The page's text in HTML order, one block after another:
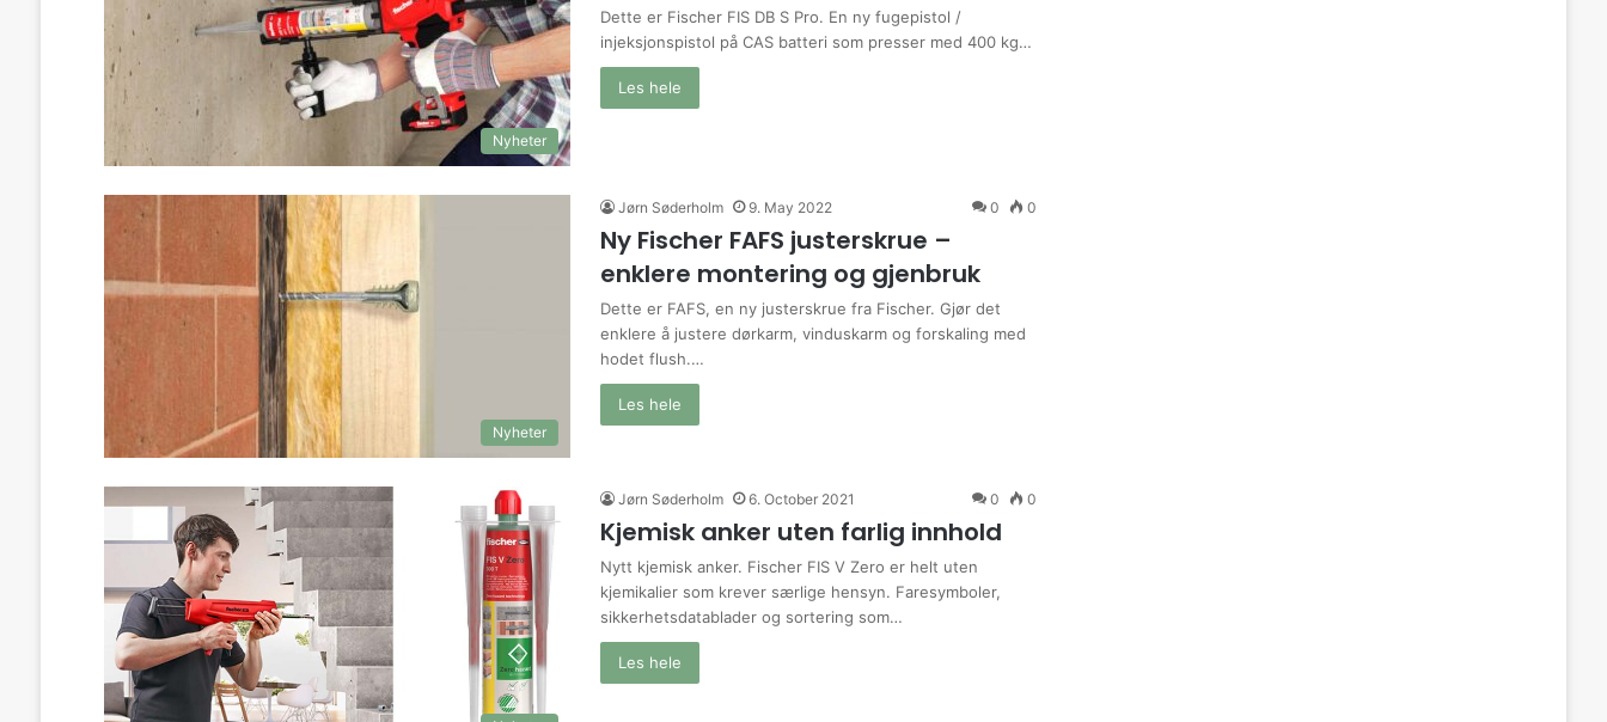
Nyheter
Dette er Fischer FIS DB S Pro. En ny fugepistol /
injeksjonspistol på CAS batteri som presser med 400 kg…
Les hele
Nyheter
Jørn Søderholm 9. May 2022 0 0
Ny Fischer FAFS justerskrue –
enklere montering og gjenbruk
Dette er FAFS, en ny justerskrue fra Fischer. Gjør det
enklere å justere dørkarm, vinduskarm og forskaling med
hodet flush.…
Les hele
Jørn Søderholm 6. October 2021 0 0
Kjemisk anker uten farlig innhold
Nytt kjemisk anker. Fischer FIS V Zero er helt uten
kjemikalier som krever særlige hensyn. Faresymboler,
sikkerhetsdatablader og sortering som…
Les hele